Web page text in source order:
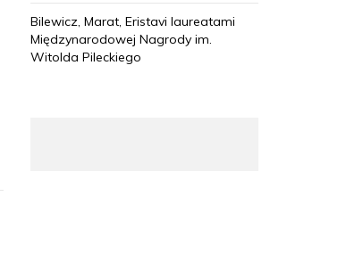
Bilewicz, Marat, Eristavi laureatami
Międzynarodowej Nagrody im.
Witolda Pileckiego